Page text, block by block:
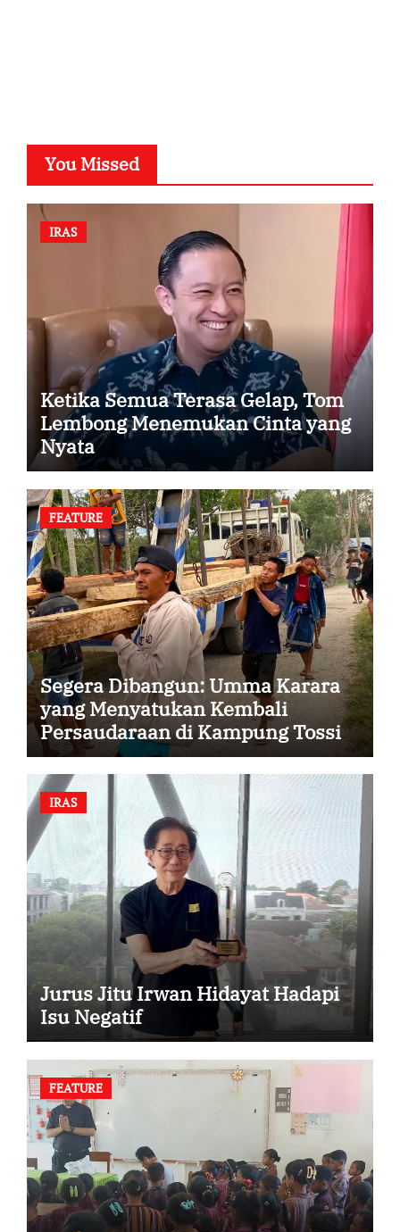
You Missed
IRAS
Ketika Semua Terasa Gelap, Tom
Lembong Menemukan Cinta yang
Nyata
FEATURE
Segera Dibangun: Umma Karara
yang Menyatukan Kembali
Persaudaraan di Kampung Tossi
IRAS
Jurus Jitu Irwan Hidayat Hadapi
Isu Negatif
FEATURE